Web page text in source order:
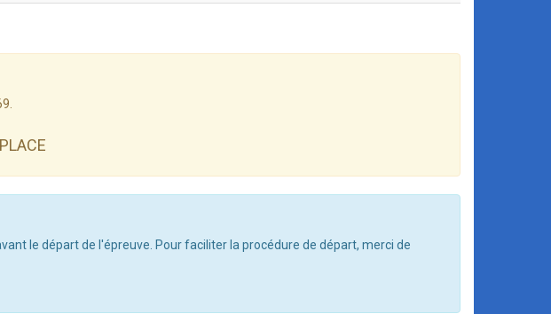
le départ de l'épreuve. Pour faciliter la procédure de départ, merci de